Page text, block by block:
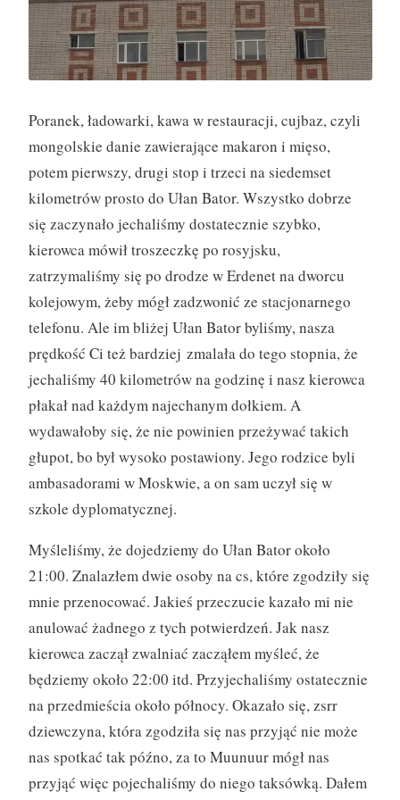
d
r
ó
ż
(
2
6
-
2
7
.
0
9
)
”
Poranek, ładowarki, kawa w restauracji, cujbaz, czyli
mongolskie danie zawierające makaron i mięso,
potem pierwszy, drugi stop i trzeci na siedemset
kilometrów prosto do Ułan Bator. Wszystko dobrze
się zaczynało jechaliśmy dostatecznie szybko,
kierowca mówił troszeczkę po rosyjsku,
zatrzymaliśmy się po drodze w Erdenet na dworcu
kolejowym, żeby mógł zadzwonić ze stacjonarnego
telefonu. Ale im bliżej Ułan Bator byliśmy, nasza
prędkość Ci też bardziej zmalała do tego stopnia, że
jechaliśmy 40 kilometrów na godzinę i nasz kierowca
płakał nad każdym najechanym dołkiem. A
wydawałoby się, że nie powinien przeżywać takich
głupot, bo był wysoko postawiony. Jego rodzice byli
ambasadorami w Moskwie, a on sam uczył się w
szkole dyplomatycznej.
Myśleliśmy, że dojedziemy do Ułan Bator około
21:00. Znalazłem dwie osoby na cs, które zgodziły się
mnie przenocować. Jakieś przeczucie kazało mi nie
anulować żadnego z tych potwierdzeń. Jak nasz
kierowca zaczął zwalniać zacząłem myśleć, że
będziemy około 22:00 itd. Przyjechaliśmy ostatecznie
na przedmieścia około północy. Okazało się, zsrr
dziewczyna, która zgodziła się nas przyjąć nie może
nas spotkać tak późno, za to Muunuur mógł nas
przyjąć więc pojechaliśmy do niego taksówką. Dałem